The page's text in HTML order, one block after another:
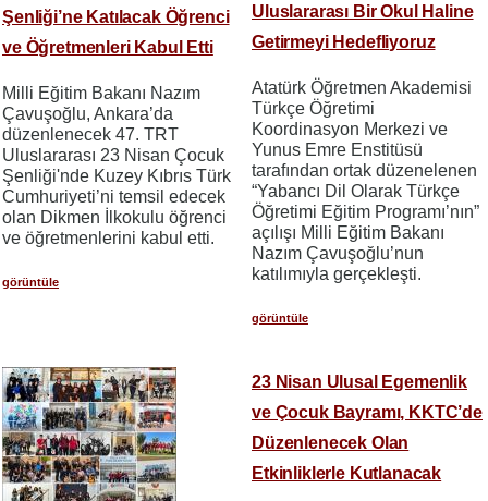
Şenliği’ne Katılacak Öğrenci
ve Öğretmenleri Kabul Etti
Milli Eğitim Bakanı Nazım
Çavuşoğlu, Ankara’da
düzenlenecek 47. TRT
Uluslararası 23 Nisan Çocuk
Şenliği'nde Kuzey Kıbrıs Türk
Cumhuriyeti’ni temsil edecek
olan Dikmen İlkokulu öğrenci
ve öğretmenlerini kabul etti.
görüntüle
Uluslararası Bir Okul Haline
Getirmeyi Hedefliyoruz
Atatürk Öğretmen Akademisi
Türkçe Öğretimi
Koordinasyon Merkezi ve
Yunus Emre Enstitüsü
tarafından ortak düzenelenen
“Yabancı Dil Olarak Türkçe
Öğretimi Eğitim Programı’nın”
açılışı Milli Eğitim Bakanı
Nazım Çavuşoğlu’nun
katılımıyla gerçekleşti.
görüntüle
23 Nisan Ulusal Egemenlik
ve Çocuk Bayramı, KKTC’de
Düzenlenecek Olan
Etkinliklerle Kutlanacak